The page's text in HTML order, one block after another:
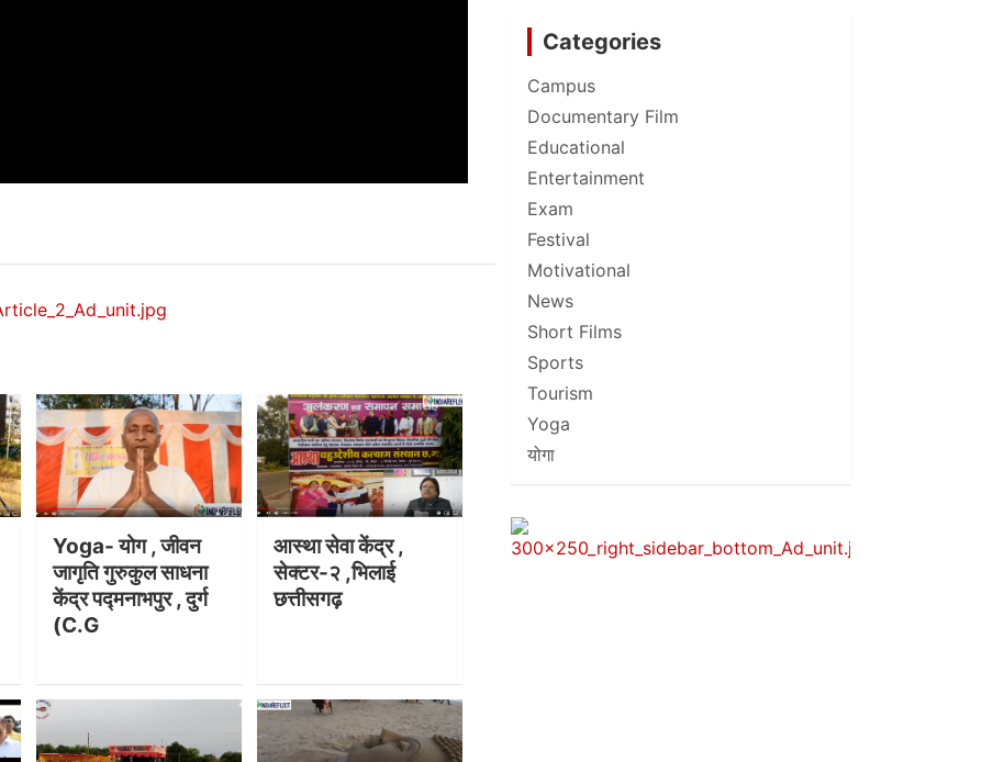
Yoga- योग , जीवन
जागृति गुरुकुल साधना
केंद्र पद्मनाभपुर , दुर्ग
(C.G
आस्था सेवा केंद्र ,
सेक्टर-२ ,भिलाई
छत्तीसगढ़
Categories
Campus
Documentary Film
Educational
Entertainment
Exam
Festival
Motivational
News
Short Films
Sports
Tourism
Yoga
योगा